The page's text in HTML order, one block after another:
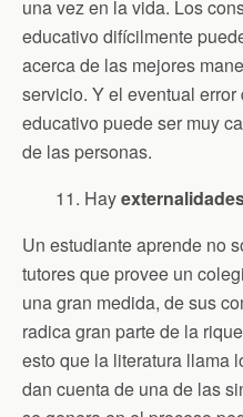
una vez en la vida. Los
educativo difícilmente
acerca de las mejores
servicio. Y el eventual
educativo puede ser muy
de las personas.
11. Hay
Un estudiante aprende no
tutores que provee un
una gran medida, de sus
radica gran parte de la
esto que la literatura llama
dan cuenta de una de las